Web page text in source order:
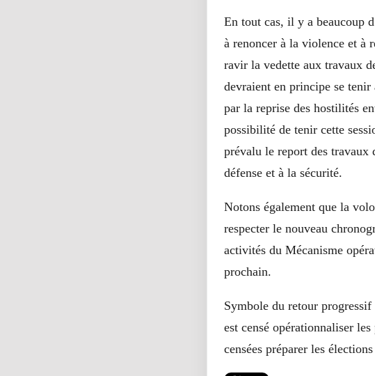
En tout cas, il y a beaucoup
à renoncer à la violence et à
ravir la vedette aux travaux
devraient en principe se
par la reprise des hostilités
possibilité de tenir cette
prévalu le report des travaux
défense et à la sécurité.
Notons également que la
respecter le nouveau
activités du Mécanisme
prochain.
Symbole du retour progressif
est censé opérationnaliser
censées préparer les